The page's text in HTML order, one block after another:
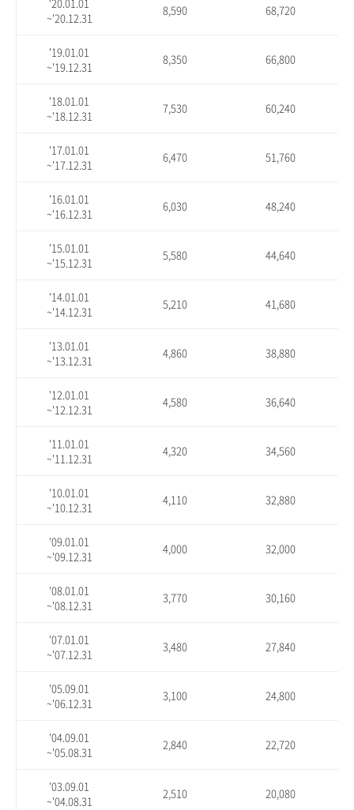
~'20.12.31
8,590 68,720
'19.01.01
~'19.12.31
8,350 66,800
'18.01.01
~'18.12.31
7,530 60,240
'17.01.01
~'17.12.31
6,470 51,760
'16.01.01
~'16.12.31
6,030 48,240
'15.01.01
~'15.12.31
5,580 44,640
'14.01.01
~'14.12.31
5,210 41,680
'13.01.01
~'13.12.31
4,860 38,880
'12.01.01
~'12.12.31
4,580 36,640
'11.01.01
~'11.12.31
4,320 34,560
'10.01.01
~'10.12.31
4,110 32,880
'09.01.01
~'09.12.31
4,000 32,000
'08.01.01
~'08.12.31
3,770 30,160
'07.01.01
~'07.12.31
3,480 27,840
'05.09.01
~'06.12.31
3,100 24,800
'04.09.01
~'05.08.31
2,840 22,720
'03.09.01
~'04.08.31
2,510 20,080